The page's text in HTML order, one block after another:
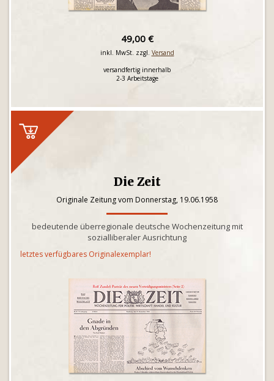
49,00 €
inkl. MwSt. zzgl. Versand
versandfertig innerhalb
2-3 Arbeitstage
Die Zeit
Originale Zeitung vom Donnerstag, 19.06.1958
bedeutende überregionale deutsche Wochenzeitung mit
sozialliberaler Ausrichtung
letztes verfügbares Originalexemplar!